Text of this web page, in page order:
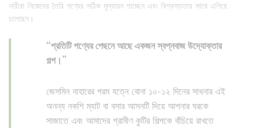
নারীরা নিজেদের তৈরি পণ্যের সঠিক মূল্যায়ন পাচ্ছেন এবং বিশ্বস্ততার সাথে এগিয়ে
চলেছেন।
“প্রতিটি পণ্যের পেছনে আছে একজন স্বপ্নবাজ উদ্যোক্তার
গল্প।”
জেসমিন নাহারের পরম যত্নে বোনা ১০-১২ দিনের সাধনার এই
অনন্য নকশি ম্যাট বা বসার আসনটি দিয়ে আপনার ঘরকে
সাজাতে এবং আমাদের গ্রামীণ কুটির শিল্পকে বাঁচিয়ে রাখতে